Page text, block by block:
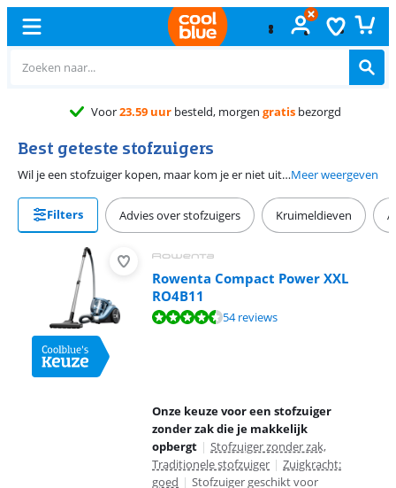
Gratis
Best geteste stofzuigers
Wil je een stofzuiger kopen, maar kom je er niet uit? Hier vind je stofzuigers die door de Consumentenbond en Kieskeurig zijn verkozen tot Best geteste stofzuigers, Beste koop of Best reviewed. Deze stofzuigers zijn dus door de consumenten beoordeeld als best geteste stofzuigers en aan strenge tests onderworpen.Meer weergeven
Filters Advies over stofzuigers Kruimeldieven
Rowenta Compact Power XXL
RO4B11
Beoordeling is 8,5 van de 10, gebaseerd op 54 reviews.
54 reviews
Onze keuze voor een stofzuiger
zonder zak die je makkelijk
opbergt | Stofzuiger zonder zak,
Traditionele stofzuiger | Zuigkracht:
goed | Stofzuiger geschikt voor